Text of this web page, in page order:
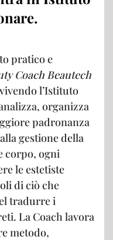
pratico e
Coach Beautech
l’Istituto
organizza
padronanza
gestione della
corpo, ogni
le estetiste
di ciò che
tradurre i
La Coach lavora
metodo,